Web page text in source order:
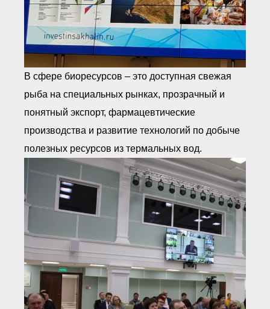
В сфере биоресурсов – это доступная свежая
рыба на специальных рынках, прозрачный и
понятный экспорт, фармацевтические
производства и развитие технологий по добыче
полезных ресурсов из термальных вод.